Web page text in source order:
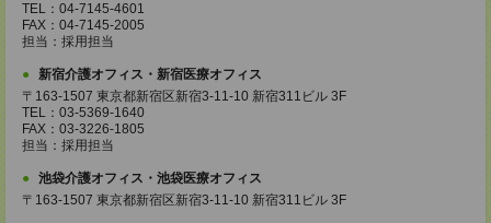
TEL：04-7145-4601
FAX：04-7145-2005
担当：採用担当
新宿介護オフィス・新宿医療オフィス
〒163-1507 東京都新宿区新宿3-11-10 新宿311ビル 3F
TEL：03-5369-1640
FAX：03-3226-1805
担当：採用担当
池袋介護オフィス・池袋医療オフィス
〒163-1507 東京都新宿区新宿3-11-10 新宿311ビル 3F